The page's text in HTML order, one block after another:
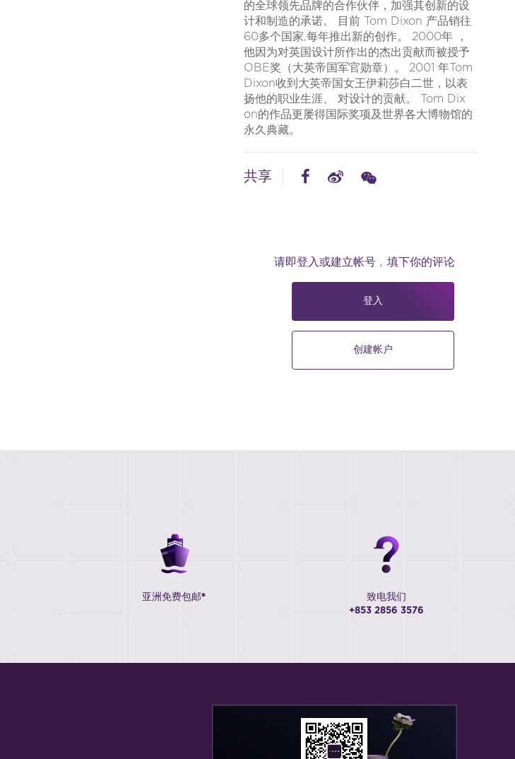
的全球领先品牌的合作伙伴，加强其创新的设
计和制造的承诺。 目前 Tom Dix​​on 产品销往
60多个国家,每年推出新的创作。 2000年 ，
他因为对英国设计所作出的杰出贡献而被授予
OBE奖（大英帝国军官勋章）。 2001 年Tom
Dix​​on收到大英帝国女王伊莉莎白二世，以表
扬他的职业生涯、 对设计的贡献。 Tom Dix​​
on的作品更屡得国际奖项及世界各大博物馆的
永久典藏。
共享
请即登入或建立帐号﹐填下你的评论
登入
创建帐户
亚洲免费包邮* 致电我们
+853 2856 3576